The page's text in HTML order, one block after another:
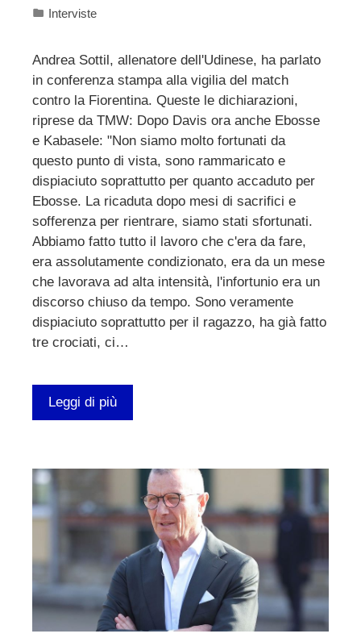
Interviste
Andrea Sottil, allenatore dell'Udinese, ha parlato
in conferenza stampa alla vigilia del match
contro la Fiorentina. Queste le dichiarazioni,
riprese da TMW: Dopo Davis ora anche Ebosse
e Kabasele: "Non siamo molto fortunati da
questo punto di vista, sono rammaricato e
dispiaciuto soprattutto per quanto accaduto per
Ebosse. La ricaduta dopo mesi di sacrifici e
sofferenza per rientrare, siamo stati sfortunati.
Abbiamo fatto tutto il lavoro che c'era da fare,
era assolutamente condizionato, era da un mese
che lavorava ad alta intensità, l'infortunio era un
discorso chiuso da tempo. Sono veramente
dispiaciuto soprattutto per il ragazzo, ha già fatto
tre crociati, ci…
Leggi di più